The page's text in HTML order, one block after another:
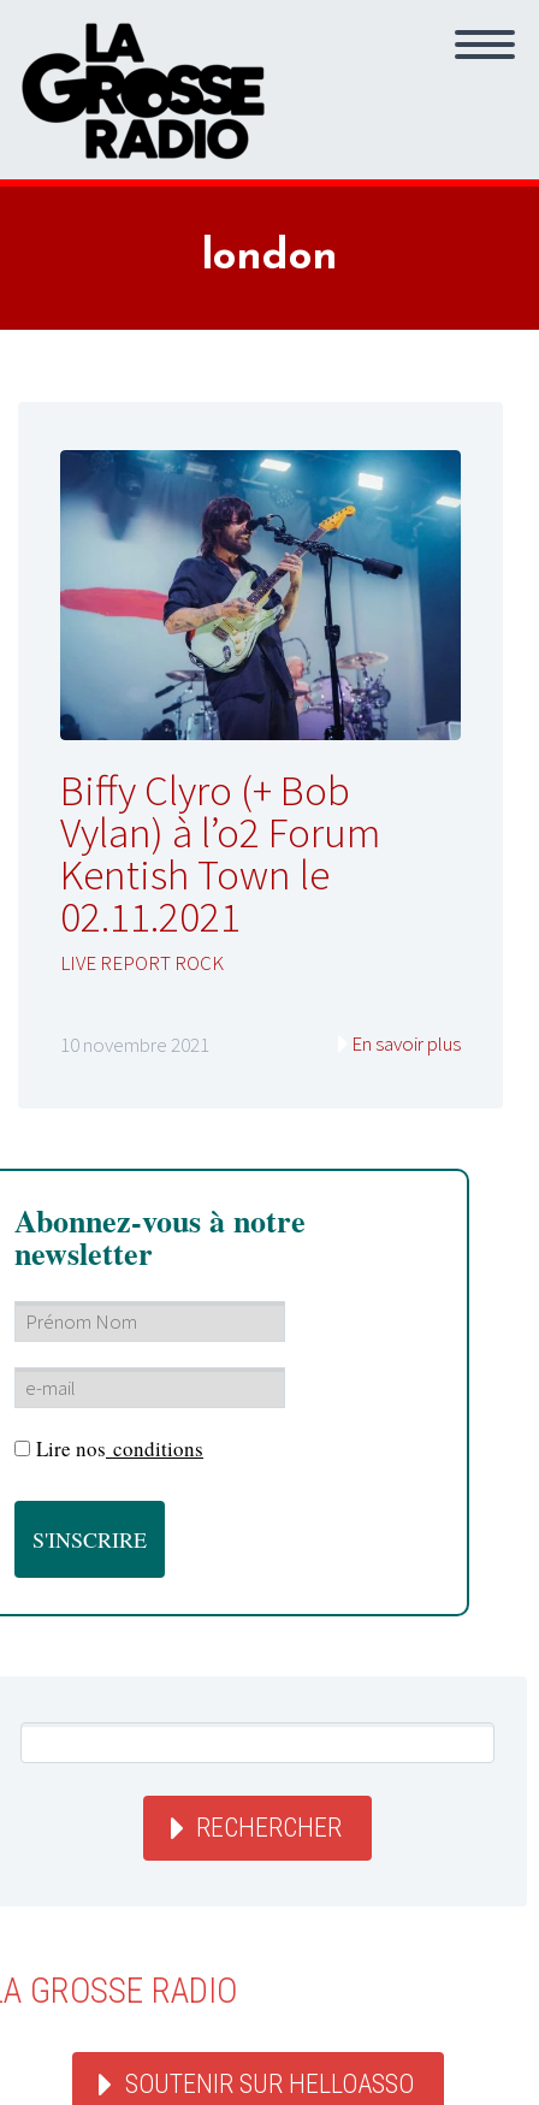
london
Biffy Clyro (+ Bob
Vylan) à l’o2 Forum
Kentish Town le
02.11.2021
LIVE REPORT ROCK
10 novembre 2021 En savoir plus
Abonnez-vous à notre
newsletter
Lire nos conditions
RECHERCHER
GROSSE RADIO
SOUTENIR SUR HELLOASSO